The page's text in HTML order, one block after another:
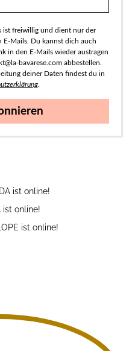
ist freiwillig und dient nur der
E-Mails. Du kannst dich auch
in den E-Mails wieder austragen
bavarese.com abbestellen.
deiner Daten findest du in
.
ist online!
ist online!
ist online!